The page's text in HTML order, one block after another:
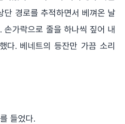
단 경로를 추적하면서 베껴온 날
손가락으로 줄을 하나씩 짚어 내
다. 베네트의 등잔만 가끔 소리
들었다.